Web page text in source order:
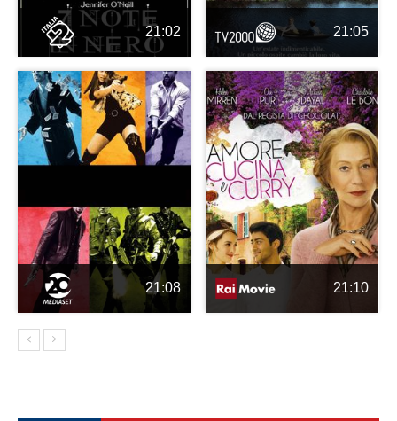
21:02 21:05
21:08 21:10